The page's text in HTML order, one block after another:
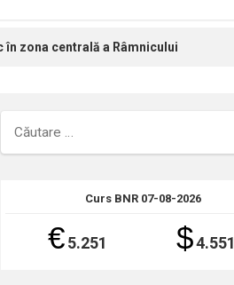
zona centrală a Râmnicului
Curs BNR 07-08-2026
€ 5.251 $4.551